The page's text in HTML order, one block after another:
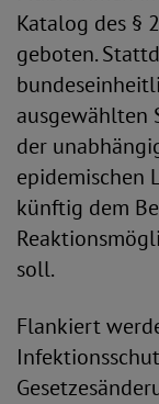
Katalog des §
geboten.
ausgewählten
der
epidemischen
künftig dem
soll.
Flankiert